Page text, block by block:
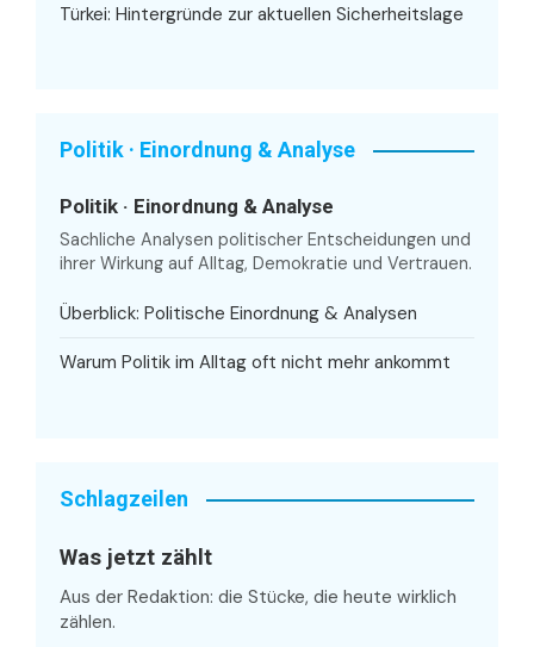
Türkei: Hintergründe zur aktuellen Sicherheitslage
Politik · Einordnung & Analyse
Politik · Einordnung & Analyse
Sachliche Analysen politischer Entscheidungen und
ihrer Wirkung auf Alltag, Demokratie und Vertrauen.
Überblick: Politische Einordnung & Analysen
Warum Politik im Alltag oft nicht mehr ankommt
Schlagzeilen
Was jetzt zählt
Aus der Redaktion: die Stücke, die heute wirklich
zählen.